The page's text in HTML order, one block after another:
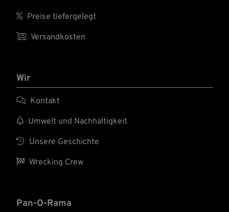
 Preise tiefergelegt
 Versandkosten
Wir
 Kontakt
 Umwelt und Nachhaltigkeit
 Unsere Geschichte
 Wrecking Crew
Pan-O-Rama